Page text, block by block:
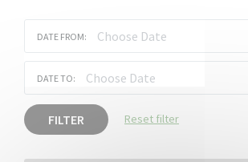
DATE FROM:
DATE TO:
FILTER Reset filter